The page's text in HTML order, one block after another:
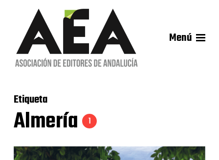
Menú
Etiqueta
Almería 1